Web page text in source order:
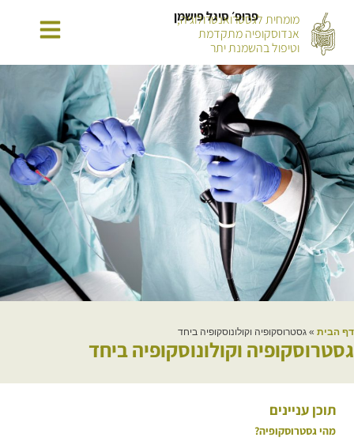
פרופ׳ סיגל פישמן
מומחית לגסטרואנטרולוגיה,
אנדוסקופיה מתקדמת
וטיפול בהשמנת יתר
דף הבית » גסטרוסקופיה וקולונוסקופיה ביחד
גסטרוסקופיה וקולונוסקופיה ביחד
תוכן עניינים
מהי גסטרוסקופיה?